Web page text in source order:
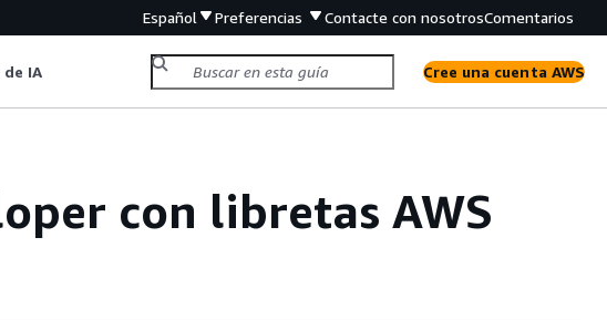
Español Preferencias Contacte con nosotrosComentarios
de IA Cree una cuenta AWS
con libretas AWS